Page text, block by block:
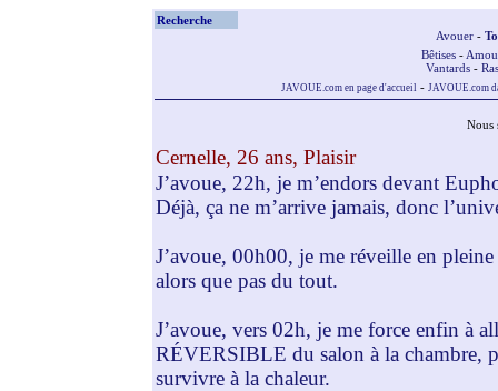
Recherche
Avouer -
Bêtises -
Vantards-
JAVOUE.com en page d'accueil - JAVOUE.com
Nous
Cernelle, 26 ans, Plaisir
J’avoue, 22h, je m’endors devant
Déjà, ça ne m’arrive jamais, donc
J’avoue, 00h00, je me réveille en
alors que pas du tout.
J’avoue, vers 02h, je me force enfin à
RÉVERSIBLE du salon à la chambre,
survivre à la chaleur.